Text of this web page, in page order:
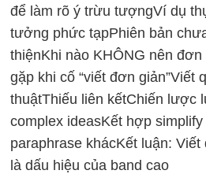
để làm rõ ý trừu tượngVí dụ
tưởng phức tạpPhiên bản
thiệnKhi nào KHÔNG nên đơn
gặp khi cố “viết đơn giản”Viết
thuậtThiếu liên kếtChiến lược
complex ideasKết hợp
paraphrase khácKết luận: Viết
là dấu hiệu của band cao